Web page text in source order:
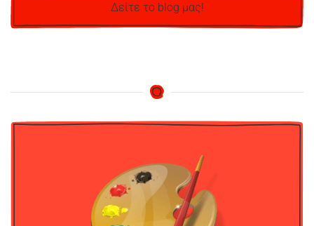
Δείτε το blog μας!